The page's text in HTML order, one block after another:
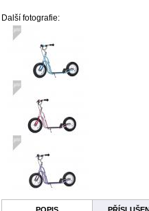
Další fotografie: